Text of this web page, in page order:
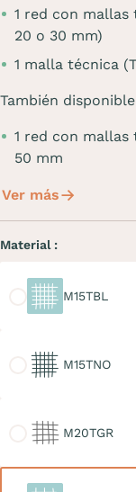
1 red con mallas
20 o 30 mm)
1 malla técnica
También
1 red con mallas
50 mm
Ver más
Material :
M15TBL
M15TNO
M20TGR